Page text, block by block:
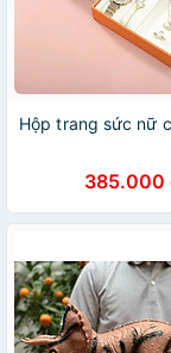
Hộp trang sức nữ
385.000